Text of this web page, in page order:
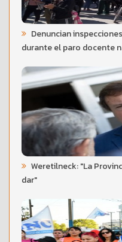
Denuncian
durante el paro docente
Weretilneck: "La
dar"